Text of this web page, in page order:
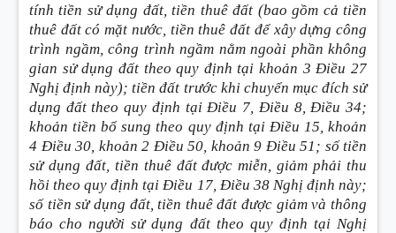
tính tiền sử dụng đất, tiền thuê đất (bao gồm cả tiền
thuê đất có mặt nước, tiền thuê đất để xây dựng công
trình ngầm, công trình ngầm nằm ngoài phần không
gian sử dụng đất theo quy định tại khoản 3 Điều 27
Nghị định này); tiền đất trước khi chuyển mục đích sử
dụng đất theo quy định tại Điều 7, Điều 8, Điều 34;
khoản tiền bổ sung theo quy định tại Điều 15, khoản
4 Điều 30, khoản 2 Điều 50, khoản 9 Điều 51; số tiền
sử dụng đất, tiền thuê đất được miễn, giảm phải thu
hồi theo quy định tại Điều 17, Điều 38 Nghị định này;
số tiền sử dụng đất, tiền thuê đất được giảm và thông
báo cho người sử dụng đất theo quy định tại Nghị